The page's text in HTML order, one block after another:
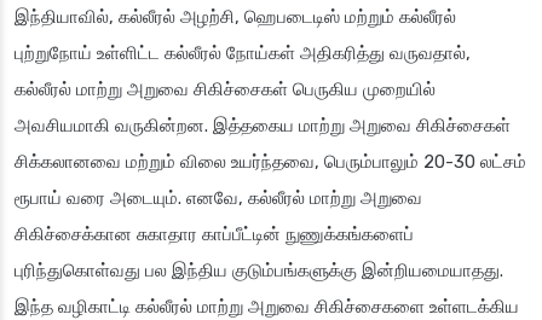
இந்தியாவில், கல்லீரல் அழற்சி, ஹெபடைடிஸ் மற்றும் கல்லீரல்
புற்றுநோய் உள்ளிட்ட கல்லீரல் நோய்கள் அதிகரித்து வருவதால்,
கல்லீரல் மாற்று அறுவை சிகிச்சைகள் பெருகிய முறையில்
அவசியமாகி வருகின்றன. இத்தகைய மாற்று அறுவை சிகிச்சைகள்
சிக்கலானவை மற்றும் விலை உயர்ந்தவை, பெரும்பாலும் 20-30 லட்சம்
ரூபாய் வரை அடையும். எனவே, கல்லீரல் மாற்று அறுவை
சிகிச்சைக்கான சுகாதார காப்பீட்டின் நுணுக்கங்களைப்
புரிந்துகொள்வது பல இந்திய குடும்பங்களுக்கு இன்றியமையாதது.
இந்த வழிகாட்டி கல்லீரல் மாற்று அறுவை சிகிச்சைகளை உள்ளடக்கிய